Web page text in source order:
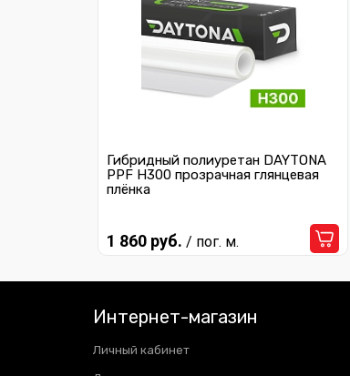
Гибридный полиуретан DAYTONA
PPF H300 прозрачная глянцевая
плёнка
1 860 руб. / пог. м.
Интернет-магазин
Личный кабинет